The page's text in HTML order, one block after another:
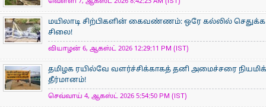
மயிலாடி சிற்பிகளின் கைவண்ணம்: ஒரே கல்லில்
சிலை!
வியாழன் 6, ஆகஸ்ட் 2026 12:29:11 PM (IST)
தமிழக ரயில்வே வளர்ச்சிக்காகத் தனி அமைச்சரை
தீர்மானம்!
செவ்வாய் 4, ஆகஸ்ட் 2026 5:54:50 PM (IST)